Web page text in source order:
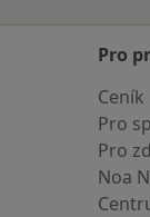
Pro
Ceník
Pro
Pro
Noa